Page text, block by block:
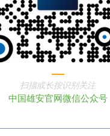
扫描或长按识别关注
中国雄安官网微信公众号